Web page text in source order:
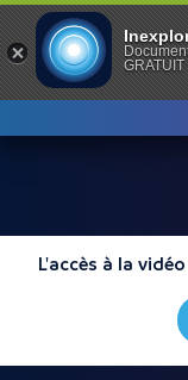
L'accès à la